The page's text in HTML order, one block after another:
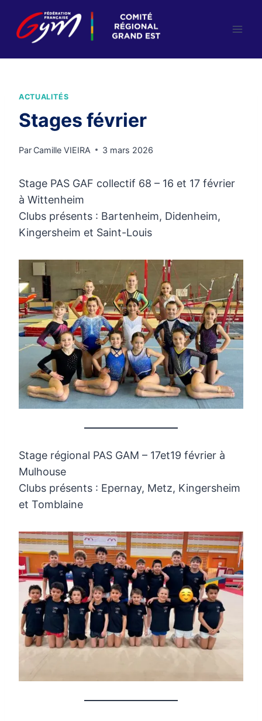
contenu
ACTUALITÉS
Stages février
Par Camille VIEIRA 3 mars 2026
Stage PAS GAF collectif 68 – 16 et 17 février
à Wittenheim
Clubs présents : Bartenheim, Didenheim,
Kingersheim et Saint-Louis
Stage régional PAS GAM – 17et19 février à
Mulhouse
Clubs présents : Epernay, Metz, Kingersheim
et Tomblaine